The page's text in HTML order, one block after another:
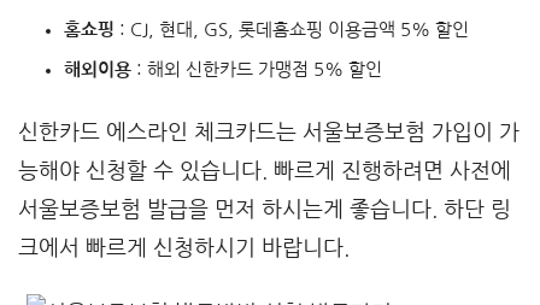
홈쇼핑 : CJ, 현대, GS, 롯데홈쇼핑 이용금액 5% 할인
해외이용: 해외 신한카드 가맹점 5% 할인
신한카드 에스라인 체크카드는 서울보증보험 가입이 가
능해야 신청할 수 있습니다. 빠르게 진행하려면 사전에
서울보증보험 발급을 먼저 하시는게 좋습니다. 하단 링
크에서 빠르게 신청하시기 바랍니다.